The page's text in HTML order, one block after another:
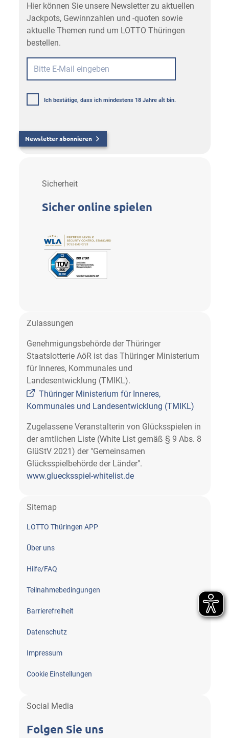
Hier können Sie unsere Newsletter zu aktuellen
Jackpots, Gewinnzahlen und -quoten sowie
aktuelle Themen rund um LOTTO Thüringen
bestellen.
Ich bestätige, dass ich mindestens 18 Jahre alt bin.
Newsletter abonnieren
Sicherheit
Sicher online spielen
Zulassungen
Genehmigungsbehörde der Thüringer
Staatslotterie AöR ist das Thüringer Ministerium
für Inneres, Kommunales und
Landesentwicklung (TMIKL).
Thüringer Ministerium für Inneres,
Kommunales und Landesentwicklung (TMIKL)
Zugelassene Veranstalterin von Glücksspielen in
der amtlichen Liste (White List gemäß § 9 Abs. 8
GlüStV 2021) der "Gemeinsamen
Glücksspielbehörde der Länder".
www.gluecksspiel-whitelist.de
Sitemap
LOTTO Thüringen APP
Über uns
Hilfe/FAQ
Teilnahme­bedingungen
Barrierefreiheit
Datenschutz
Impressum
Cookie Einstellungen
Social Media
Folgen Sie uns